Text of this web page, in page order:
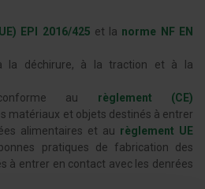
EPI 2016/425 et la norme NF EN
à la déchirure, à la traction et à la
au règlement (CE)
matériaux et objets destinés à entrer
alimentaires et au règlement UE
pratiques de fabrication des
à entrer en contact avec les denrées